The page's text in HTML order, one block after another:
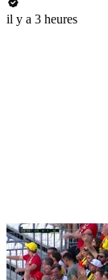
il y a 3 heures